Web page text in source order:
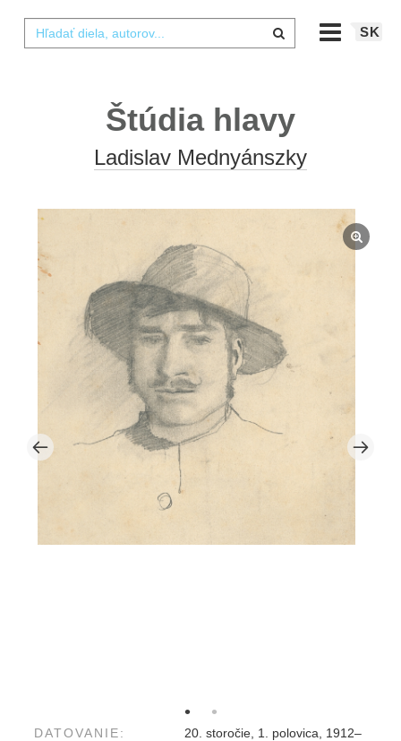
SK
Štúdia hlavy
Ladislav Mednyánszky
DATOVANIE:
20. storočie, 1. polovica, 1912–